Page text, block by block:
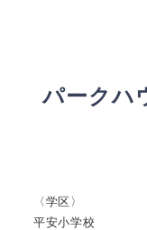
パークハ
〈学区〉
平安小学校